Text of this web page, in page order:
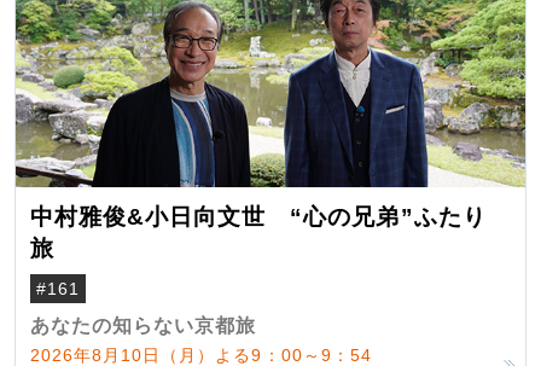
中村雅俊&小日向文世 “心の兄弟”ふたり
旅
#161
あなたの知らない京都旅
2026年8月10日（月）よる9：00～9：54